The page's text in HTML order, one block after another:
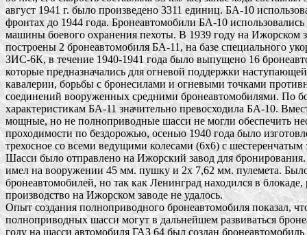
август 1941 г. было произведено 3311 единиц. БА-10
фронтах до 1944 года. Бронеавтомобили БА-10
машины боевого охранения пехоты. В 1939 году на Ижорском
построены 2 бронеавтомобиля БА-11, на базе специального
ЗИС-6К, в течение 1940-1941 года было выпущено 16
которые предназначались для огневой поддержки
кавалерии, борьбы с бронесилами и огневыми точками
соединений вооруженных средними бронеавтомобилями. По
характеристикам БА-11 значительно превосходила БА-10.
мощные, но не полноприводные шасси не могли обеспечить
проходимости по бездорожью, осенью 1940 года было
трехосное со всеми ведущими колесами (6х6) с
Шасси было отправлено на Ижорский завод для
имел на вооружении 45 мм. пушку и 2х 7,62 мм. пулемета.
бронеавтомобилей, но так как Ленинград находился в блокаде,
производство на Ижорском заводе не удалось.
Опыт создания полноприводного бронеавтомобиля показал,
полноприводных шасси могут в дальнейшем развиваться
году на шасси автомобиля ГАЗ 64 был создан